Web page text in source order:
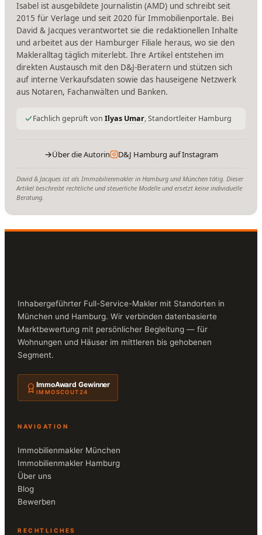
Isabel ist ausgebildete Journalistin (AMD) und schreibt seit
2015 für Verlage und seit 2020 für Immobilienportale. Bei
David & Jacques verantwortet sie die redaktionellen Inhalte
und arbeitet aus der Hamburger Filiale heraus, wo sie den
Makleralltag täglich miterlebt. Ihre Artikel entstehen im
direkten Austausch mit den D&J-Beratern und stützen sich
auf interne Verkaufsdaten sowie das hauseigene Netzwerk
aus Notaren, Fachanwälten und Banken.
Fachlich geprüft von Ilyas Umar, Standortleiter Hamburg
→Über die Autorin D&J Hamburg auf Instagram
David & Jacques ist als Immobilienmakler in Hamburg und München tätig. Dieser
Artikel beschreibt rechtliche und steuerliche Modelle und ersetzt keine individuelle
Beratung.
Inhabergeführter Full-Service-Makler mit Standorten in
München und Hamburg. Wir verbinden datenbasierte
Marktbewertung mit persönlicher Begleitung — für
Wohnungen und Häuser im mittleren bis gehobenen
Segment.
ImmoAward Gewinner
IMMOSCOUT24
NAVIGATION
Immobilienmakler München
Immobilienmakler Hamburg
Über uns
Blog
Bewerben
RECHTLICHES